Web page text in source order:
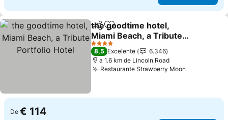
PartilharAdicionar aos favoritos
the goodtime hotel,
Miami Beach, a Tribute
Portfolio Hotel
4 Estrelas
8,5 Excelente
6.346
a 1.6 km de Lincoln Road
Restaurante Strawberry Moon
De € 114